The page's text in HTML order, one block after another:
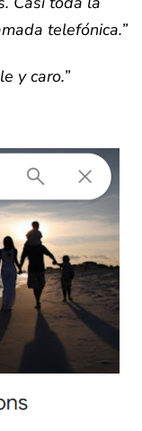
telefónica.”
y caro.”